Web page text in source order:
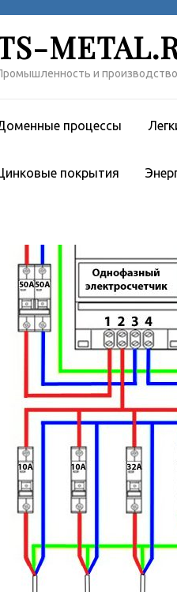
и производство
процессы
покрытия